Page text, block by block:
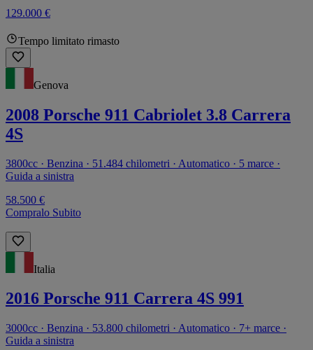
129.000 €
Tempo limitato rimasto
Genova
2008 Porsche 911 Cabriolet 3.8 Carrera
4S
3800cc · Benzina · 51.484 chilometri · Automatico · 5 marce ·
Guida a sinistra
58.500 €
Compralo Subito
Italia
2016 Porsche 911 Carrera 4S 991
3000cc · Benzina · 53.800 chilometri · Automatico · 7+ marce ·
Guida a sinistra